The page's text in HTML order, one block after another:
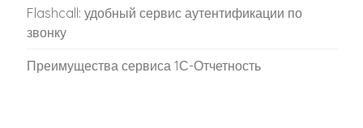
Flashcall: удобный сервис аутентификации по
звонку
Преимущества сервиса 1С-Отчетность